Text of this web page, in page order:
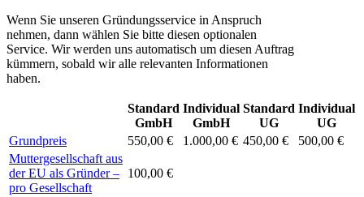
Wenn Sie unseren Gründungsservice in Anspruch
nehmen, dann wählen Sie bitte diesen optionalen
Service. Wir werden uns automatisch um diesen Auftrag
kümmern, sobald wir alle relevanten Informationen
haben.
Standard
GmbH
Individual
GmbH
Standard
UG
Individual
UG
Grundpreis
550,00 € 1.000,00 € 450,00 €
500,00 €
Muttergesellschaft aus
der EU als Gründer –
pro Gesellschaft
100,00 €